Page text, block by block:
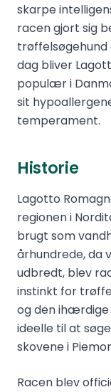
skarpe
racen gjort sig
trøffelsøgehund
dag bliver
populær i
sit
temperament.
Historie
Lagotto
regionen i
brugt som
århundrede, da
udbredt, blev
instinkt for
og den ihærdige
ideelle til at
skovene i
Racen blev